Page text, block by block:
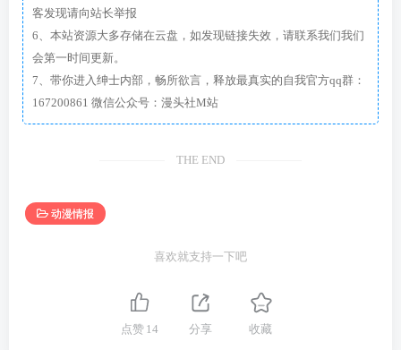
客发现请向站长举报
6、本站资源大多存储在云盘，如发现链接失效，请联系我们我们
会第一时间更新。
7、带你进入绅士内部，畅所欲言，释放最真实的自我官方qq群：
167200861 微信公众号：漫头社M站
THE END
动漫情报
喜欢就支持一下吧
点赞 14 分享 收藏